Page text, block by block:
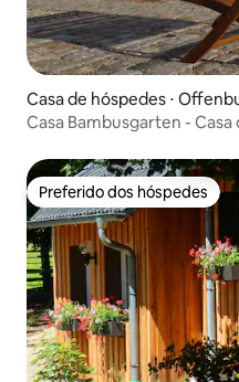
Casa de hóspedes ⋅
Casa Bambusgarten -
Preferido dos hóspedes
Preferido dos hóspedes